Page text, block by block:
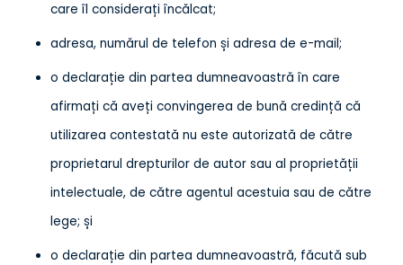
care îl considerați încălcat;
adresa, numărul de telefon și adresa de e-mail;
o declarație din partea dumneavoastră în care
afirmați că aveți convingerea de bună credință că
utilizarea contestată nu este autorizată de către
proprietarul drepturilor de autor sau al proprietății
intelectuale, de către agentul acestuia sau de către
lege; și
o declarație din partea dumneavoastră, făcută sub